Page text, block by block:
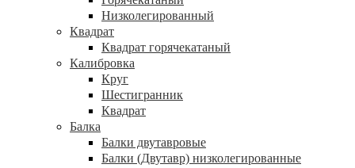
Низколегированный
Квадрат
Квадрат горячекатаный
Калибровка
Круг
Шестигранник
Квадрат
Балка
Балки двутавровые
Балки (Двутавр) низколегированные